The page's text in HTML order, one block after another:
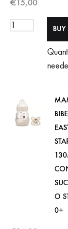
€15,00
O
0+